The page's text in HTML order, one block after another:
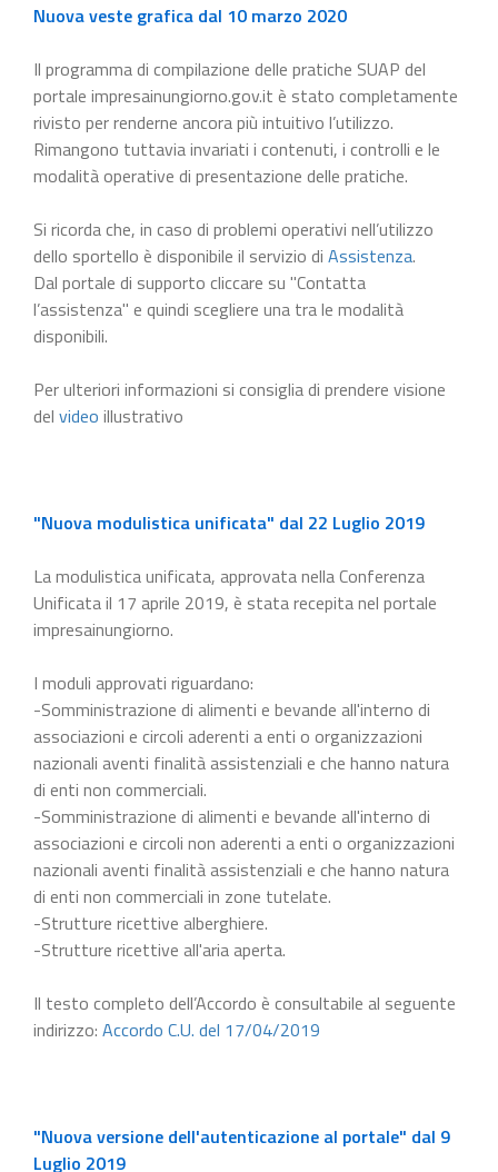
Nuova veste grafica dal 10 marzo 2020
Il programma di compilazione delle pratiche SUAP del
portale impresainungiorno.gov.it è stato completamente
rivisto per renderne ancora più intuitivo l’utilizzo.
Rimangono tuttavia invariati i contenuti, i controlli e le
modalità operative di presentazione delle pratiche.
Si ricorda che, in caso di problemi operativi nell’utilizzo
dello sportello è disponibile il servizio di Assistenza.
Dal portale di supporto cliccare su "Contatta
l’assistenza" e quindi scegliere una tra le modalità
disponibili.
Per ulteriori informazioni si consiglia di prendere visione
del video illustrativo
"Nuova modulistica unificata" dal 22 Luglio 2019
La modulistica unificata, approvata nella Conferenza
Unificata il 17 aprile 2019, è stata recepita nel portale
impresainungiorno.
I moduli approvati riguardano:
-Somministrazione di alimenti e bevande all'interno di
associazioni e circoli aderenti a enti o organizzazioni
nazionali aventi finalità assistenziali e che hanno natura
di enti non commerciali.
-Somministrazione di alimenti e bevande all'interno di
associazioni e circoli non aderenti a enti o organizzazioni
nazionali aventi finalità assistenziali e che hanno natura
di enti non commerciali in zone tutelate.
-Strutture ricettive alberghiere.
-Strutture ricettive all'aria aperta.
Il testo completo dell’Accordo è consultabile al seguente
indirizzo: Accordo C.U. del 17/04/2019
"Nuova versione dell'autenticazione al portale" dal 9
Luglio 2019